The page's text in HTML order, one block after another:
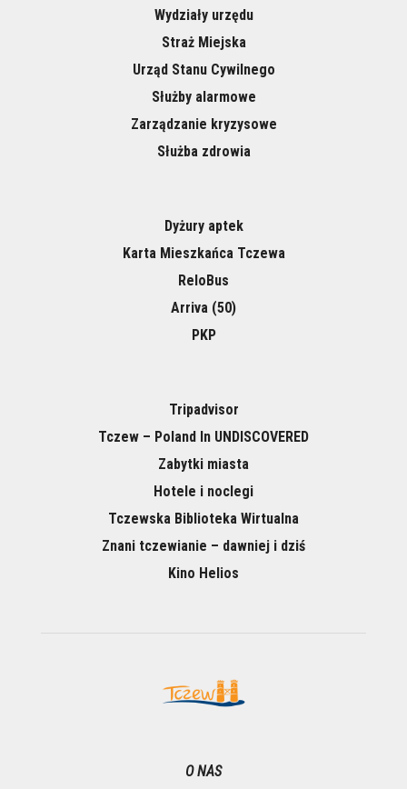
Wydziały urzędu
Straż Miejska
Urząd Stanu Cywilnego
Służby alarmowe
Zarządzanie kryzysowe
Służba zdrowia
Dyżury aptek
Karta Mieszkańca Tczewa
ReloBus
Arriva (50)
PKP
Tripadvisor
Tczew – Poland In UNDISCOVERED
Zabytki miasta
Hotele i noclegi
Tczewska Biblioteka Wirtualna
Znani tczewianie – dawniej i dziś
Kino Helios
O NAS